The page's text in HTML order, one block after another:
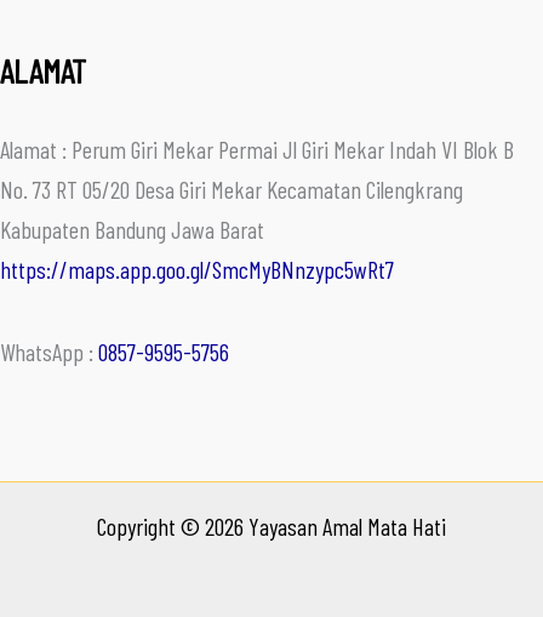
ALAMAT
Alamat : Perum Giri Mekar Permai Jl Giri Mekar Indah VI Blok B
No. 73 RT 05/20 Desa Giri Mekar Kecamatan Cilengkrang
Kabupaten Bandung Jawa Barat
https://maps.app.goo.gl/SmcMyBNnzypc5wRt7
WhatsApp : 0857-9595-5756
Copyright © 2026 Yayasan Amal Mata Hati